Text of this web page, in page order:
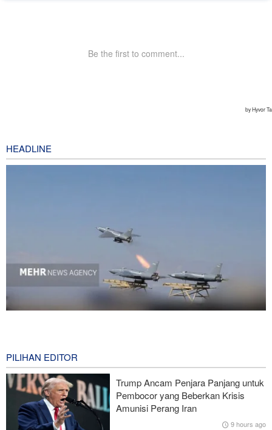
HEADLINE
Brigjen Akrami Nia: Artesh dalam Kondisi Siaga Penuh
Foreign Policy: Riyadh Terjepit di Antara Iran dan Ansarullah,
Kebijakan Ini Gagal
PILIHAN EDITOR
Trump Ancam Penjara Panjang untuk
Pembocor yang Beberkan Krisis
Amunisi Perang Iran
9 hours ago